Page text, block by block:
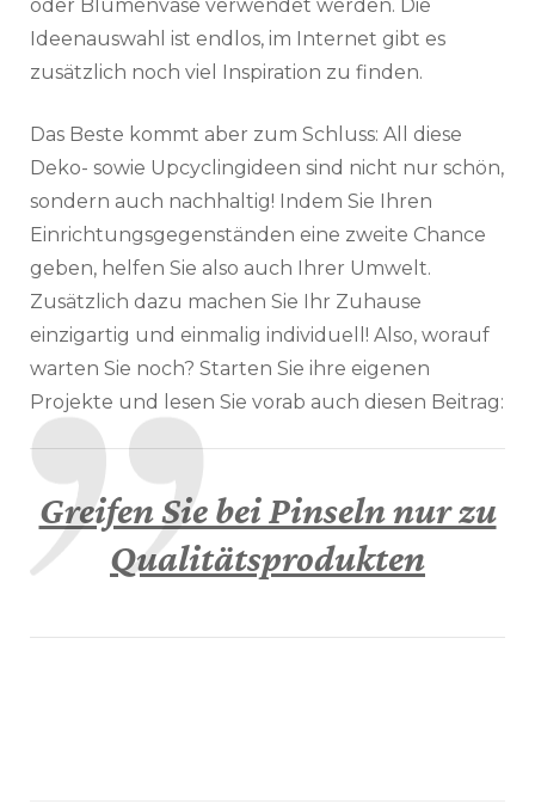
oder Blumenvase verwendet werden. Die
Ideenauswahl ist endlos, im Internet gibt es
zusätzlich noch viel Inspiration zu finden.
Das Beste kommt aber zum Schluss: All diese
Deko- sowie Upcyclingideen sind nicht nur schön,
sondern auch nachhaltig! Indem Sie Ihren
Einrichtungsgegenständen eine zweite Chance
geben, helfen Sie also auch Ihrer Umwelt.
Zusätzlich dazu machen Sie Ihr Zuhause
einzigartig und einmalig individuell! Also, worauf
warten Sie noch? Starten Sie ihre eigenen
Projekte und lesen Sie vorab auch diesen Beitrag:
Greifen Sie bei Pinseln nur zu
Qualitätsprodukten